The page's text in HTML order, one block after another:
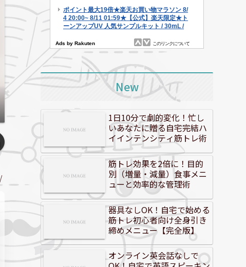
New
1日10分で劇的変化！忙し
いあなたに贈る自宅完結ハ
イインテンシティ筋トレ術
筋トレ効果を2倍に！目的
別（増量・減量）食事メニ
ューと効率的な管理術
器具なしOK！自宅で始める
筋トレ初心者向け全身引き
締めメニュー【完全版】
オンライン英会話なしで